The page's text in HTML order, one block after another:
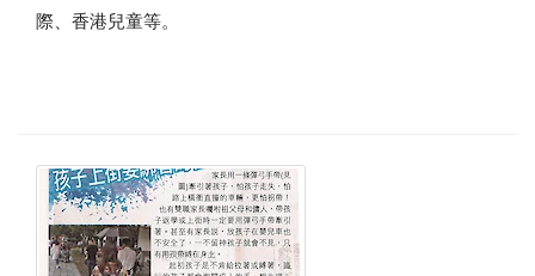
際、香港兒童等。